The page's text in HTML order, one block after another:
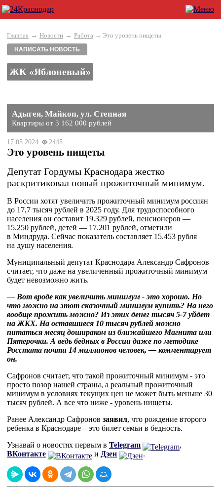
Главная → Новости → Работа → Это уровень нищеты
НАПИСАТЬ НОВОСТЬ
ЖК «Яблоневый»
Адыгея, Майкоп, ул. Степная
Квартиры от 3 162 000 рублей
17.05.2024 2445
Это уровень нищеты
Депутат Гордумы Краснодара жестко
раскритиковал новый прожиточный минимум.
В России хотят увеличить прожиточный минимум россиян
до 17,7 тысяч рублей в 2025 году. Для трудоспособного
населения он составит 19.329 рублей, пенсионеров —
15.250 рублей, детей — 17.201 рублей, отметили
в Миндруда. Сейчас показатель составляет 15.453 рубля
на душу населения.
Муниципальный депутат Краснодара Александр Сафронов
считает, что даже на увеличенный прожиточный минимум
будет невозможно жить.
— Вот вроде как увеличить минимум - это хорошо. Но
что можно на этот сказочный минимум купить? На него
вообще прожить можно? Из этих денег тысяч 5-7 уйдет
на ЖКХ. На оставшиеся 10 тысяч рублей можно
питаться месяц дошираком из ближайшего Магнита или
Пятерочки. А ведь бедных в России даже по методике
Росстата почти 14 миллионов человек, — комментирует
он.
Сафронов считает, что такой прожиточный минимум - это
просто позор нашей страны, а реальный прожиточный
минимум в условиях текущих цен не может быть меньше 30
тысяч рублей. А все что ниже - уровень нищеты.
Ранее Александр Сафронов заявил, что рождение второго
ребенка в Краснодаре – это билет семьи в бедность.
Узнавай о новостях первым в Telegram
,
ВКонтакте
и Дзен .